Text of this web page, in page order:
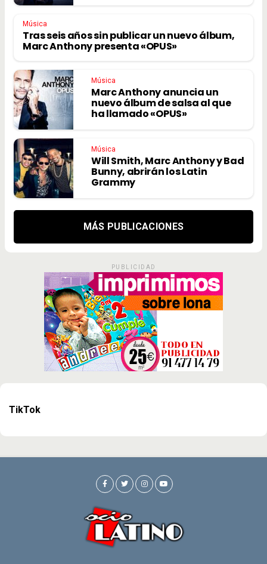
Música
Tras seis años sin publicar un nuevo álbum,
Marc Anthony presenta «OPUS»
Música
Marc Anthony anuncia un
nuevo álbum de salsa al que
ha llamado «OPUS»
Música
Will Smith, Marc Anthony y Bad
Bunny, abrirán los Latin
Grammy
MÁS PUBLICACIONES
PUBLICIDAD
TikTok